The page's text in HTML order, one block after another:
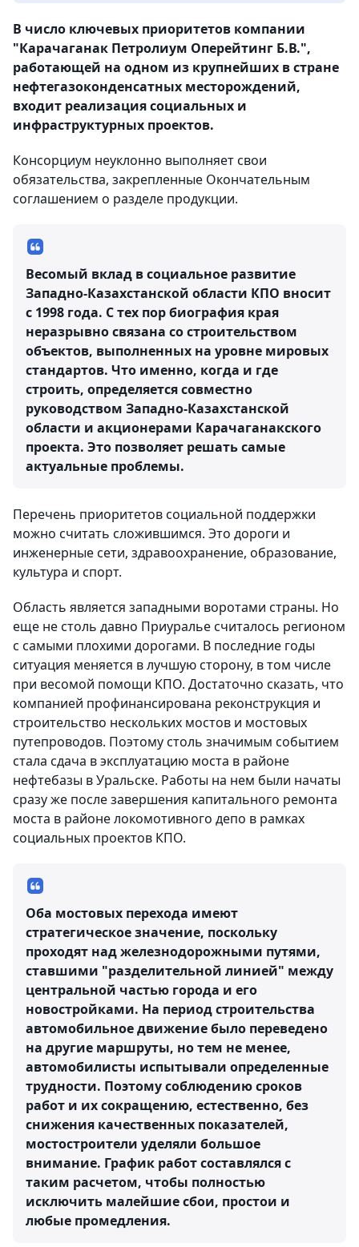
В число ключевых приоритетов компании
"Карачаганак Петролиум Оперейтинг Б.В.",
работающей на одном из крупнейших в стране
нефтегазоконденсатных месторождений,
входит реализация социальных и
инфраструктурных проектов.
Консорциум неуклонно выполняет свои
обязательства, закрепленные Окончательным
соглашением о разделе продукции.
Весомый вклад в социальное развитие
Западно-Казахстанской области КПО вносит
с 1998 года. С тех пор биография края
неразрывно связана со строительством
объектов, выполненных на уровне мировых
стандартов. Что именно, когда и где
строить, определяется совместно
руководством Западно-Казахстанской
области и акционерами Карачаганакского
проекта. Это позволяет решать самые
актуальные проблемы.
Перечень приоритетов социальной поддержки
можно считать сложившимся. Это дороги и
инженерные сети, здравоохранение, образование,
культура и спорт.
Область является западными воротами страны. Но
еще не столь давно Приуралье считалось регионом
с самыми плохими дорогами. В последние годы
ситуация меняется в лучшую сторону, в том числе
при весомой помощи КПО. Достаточно сказать, что
компанией профинансирована реконструкция и
строительство нескольких мостов и мостовых
путепроводов. Поэтому столь значимым событием
стала сдача в эксплуатацию моста в районе
нефтебазы в Уральске. Работы на нем были начаты
сразу же после завершения капитального ремонта
моста в районе локомотивного депо в рамках
социальных проектов КПО.
Оба мостовых перехода имеют
стратегическое значение, поскольку
проходят над железнодорожными путями,
ставшими "разделительной линией" между
центральной частью города и его
новостройками. На период строительства
автомобильное движение было переведено
на другие маршруты, но тем не менее,
автомобилисты испытывали определенные
трудности. Поэтому соблюдению сроков
работ и их сокращению, естественно, без
снижения качественных показателей,
мостостроители уделяли большое
внимание. График работ составлялся с
таким расчетом, чтобы полностью
исключить малейшие сбои, простои и
любые промедления.